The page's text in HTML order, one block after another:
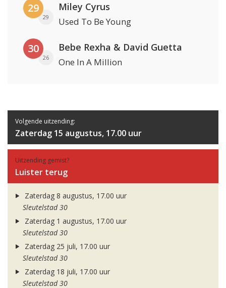
29
29
Miley Cyrus
Used To Be Young
30
26
Bebe Rexha & David Guetta
One In A Million
Volgende uitzending:
Zaterdag 15 augustus, 17.00 uur
Uitzending gemist?
Luister terug
Zaterdag 8 augustus, 17.00 uur
Sleutelstad 30
Zaterdag 1 augustus, 17.00 uur
Sleutelstad 30
Zaterdag 25 juli, 17.00 uur
Sleutelstad 30
Zaterdag 18 juli, 17.00 uur
Sleutelstad 30